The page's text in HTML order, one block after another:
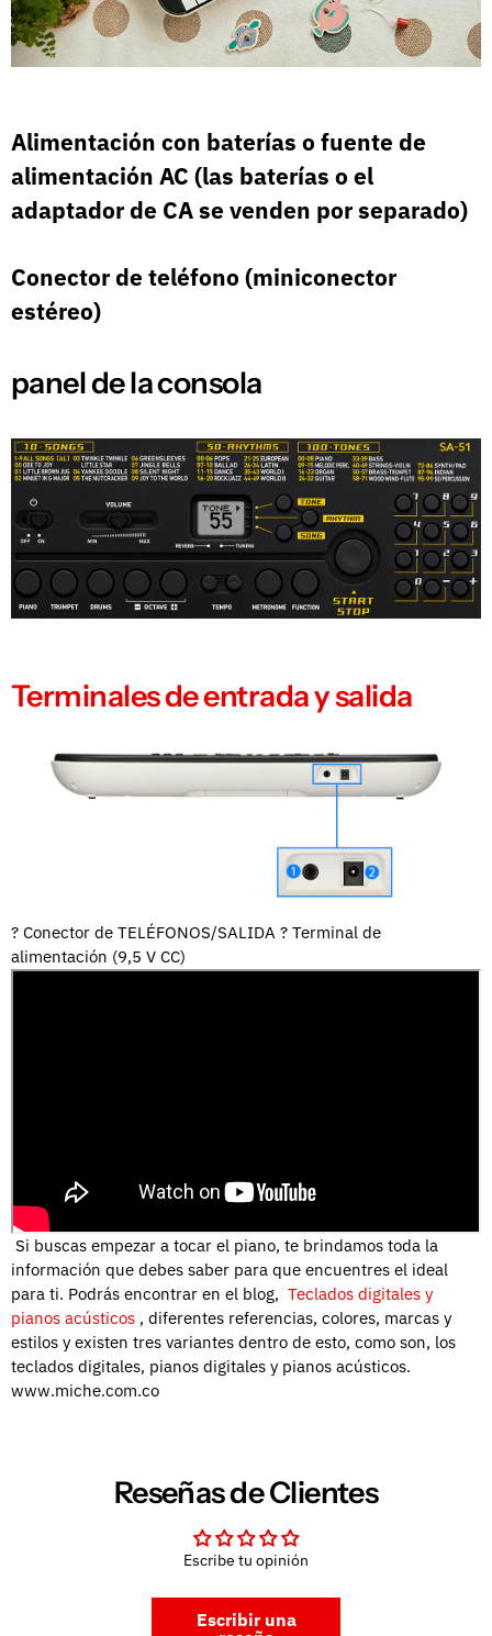
Alimentación con baterías o fuente de
alimentación AC (las baterías o el
adaptador de CA se venden por separado)
Conector de teléfono (miniconector
estéreo)
panel de la consola
Terminales de entrada y salida
? Conector de TELÉFONOS/SALIDA ? Terminal de
alimentación (9,5 V CC)
Si buscas empezar a tocar el piano, te brindamos toda la
información que debes saber para que encuentres el ideal
para ti. Podrás encontrar en el blog, Teclados digitales y
pianos acústicos , diferentes referencias, colores, marcas y
estilos y existen tres variantes dentro de esto, como son, los
teclados digitales, pianos digitales y pianos acústicos.
www.miche.com.co
Reseñas de Clientes
Escribe tu opinión
Escribir una